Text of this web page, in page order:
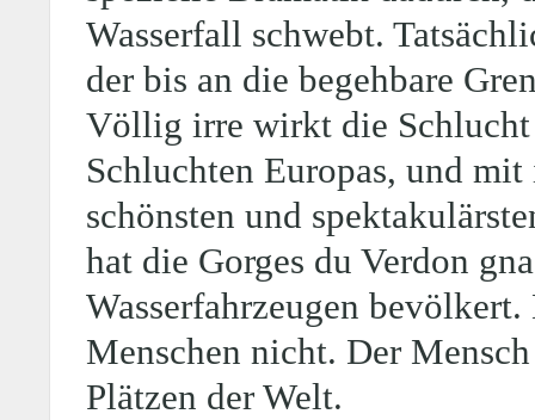
Wasserfall schwebt.
der bis an die begehbare
Völlig irre wirkt die Schlucht
Schluchten Europas, und
schönsten und
hat die Gorges du Verdon
Wasserfahrzeugen
Menschen nicht. Der
Plätzen der Welt.